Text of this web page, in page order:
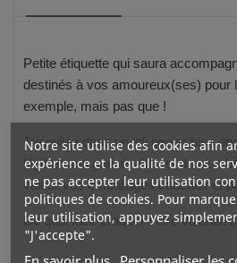
Petite étiquette qui saura
destinés à vos amoureux(ses) pour
exemple, mais pas que !
Travaillée dans un joli papier bien
légèrement grainé, elle est du plus
valeur vos emballages cadeaux et
De quoi faire craquer votre valentin
Notre site utilise des cookies afin
expérience et la qualité de nos
ne pas accepter leur utilisation
politiques de cookies. Pour
leur utilisation, appuyez
"J'accepte".